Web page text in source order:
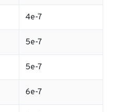
4e-7
5e-7
5e-7
6e-7